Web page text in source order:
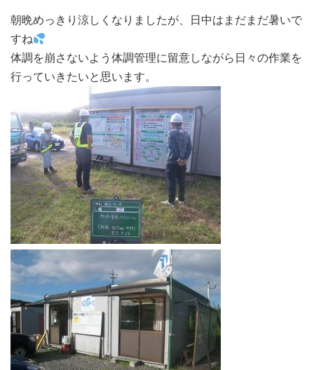
朝晩めっきり涼しくなりましたが、日中はまだまだ暑いで
すね
体調を崩さないよう体調管理に留意しながら日々の作業を
行っていきたいと思います。